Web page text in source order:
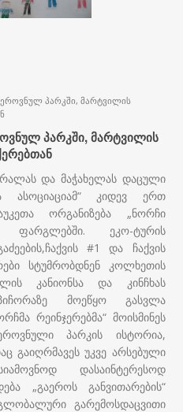
პარკში, მარტვილის
პარკში, მარტვილის
და მაჭახელას დაცული
ასოციაციამ“ კიდევ ერთ
ორგანიზება „ნორჩი
ფარგლებში. ეკო-ტურის
#1 და ჩაქვის
სტუმრობდნენ კოლხეთის
კანიონსა და კინჩხას
პიჩორაზე მოეწყო გასვლა
რეინჯერებმა“ მოისმინეს
პარკის ისტორია,
გაიღრმავეს უკვე არსებული
დასაინტერესოდ
„გაეროს განვითარების“
გარემოსდაცვითი